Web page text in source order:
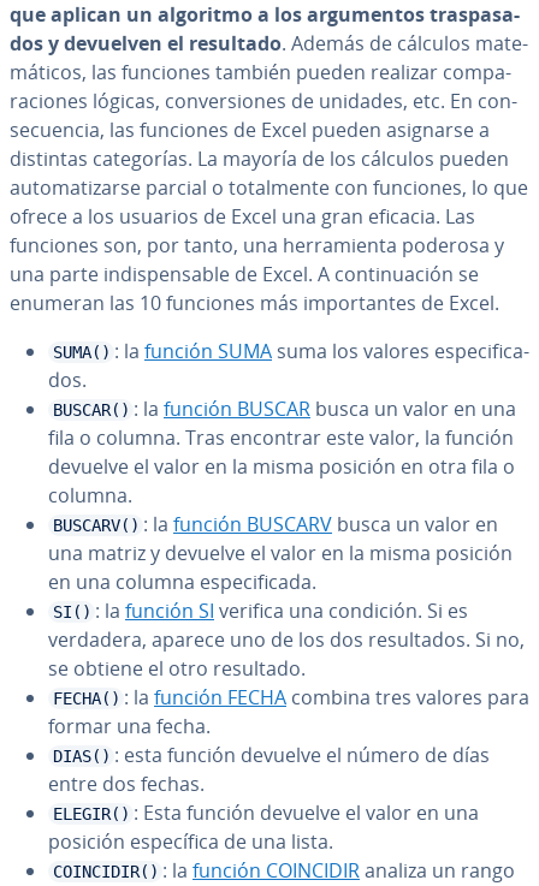
que aplican un algoritmo a los ar­gu­me­n­tos tra­s­pa­sa­
dos y devuelven el resultado. Además de cálculos ma­te­
má­ti­cos, las funciones también pueden realizar co­m­pa­
ra­cio­nes lógicas, co­n­ve­r­sio­nes de unidades, etc. En co­n­
se­cue­n­cia, las funciones de Excel pueden asignarse a
distintas ca­te­go­rías. La mayoría de los cálculos pueden
au­to­ma­ti­zar­se parcial o to­ta­l­me­n­te con funciones, lo que
ofrece a los usuarios de Excel una gran eficacia. Las
funciones son, por tanto, una he­rra­mie­n­ta poderosa y
una parte in­di­s­pe­n­sa­ble de Excel. A co­n­ti­nua­ción se
enumeran las 10 funciones más im­po­r­ta­n­tes de Excel.
SUMA() : la función SUMA suma los valores es­pe­ci­fi­ca­
dos.
BUSCAR() : la función BUSCAR busca un valor en una
fila o columna. Tras encontrar este valor, la función
devuelve el valor en la misma posición en otra fila o
columna.
BUSCARV() : la función BUSCARV busca un valor en
una matriz y devuelve el valor en la misma posición
en una columna es­pe­ci­fi­ca­da.
SI() : la función SI verifica una condición. Si es
verdadera, aparece uno de los dos re­su­l­ta­dos. Si no,
se obtiene el otro resultado.
FECHA() : la función FECHA combina tres valores para
formar una fecha.
DIAS() : esta función devuelve el número de días
entre dos fechas.
ELEGIR() : Esta función devuelve el valor en una
posición es­pe­cí­fi­ca de una lista.
COINCIDIR() : la función COINCIDIRanaliza un rango